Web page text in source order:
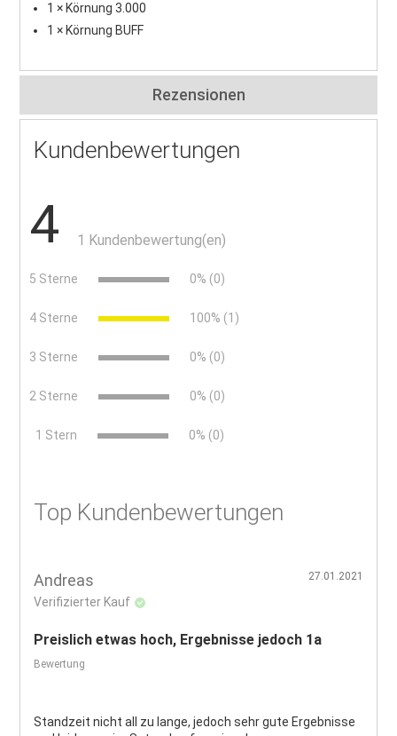
1 × Körnung 3.000
1 × Körnung BUFF
Rezensionen
Kundenbewertungen
4 1 Kundenbewertung(en)
5 Sterne 0% (0)
4 Sterne 100% (1)
3 Sterne 0% (0)
2 Sterne 0% (0)
1 Stern 0% (0)
Top Kundenbewertungen
Andreas
Verifizierter Kauf
27.01.2021
Preislich etwas hoch, Ergebnisse jedoch 1a
Bewertung
Standzeit nicht all zu lange, jedoch sehr gute Ergebnisse